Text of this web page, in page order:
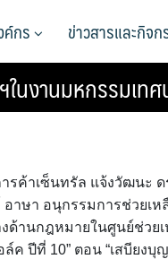
ค์กร ข่าวสารและกิจ
นงานมหกรรมเท
ค้าเซ็นทรัล แจ้งวัฒนะ ด
ษา อนุกรรมการช่วยเ
ด้านกฎหมายในศูนย์ช่วย
ปีที่ 10” ตอน “เสบียงบุ